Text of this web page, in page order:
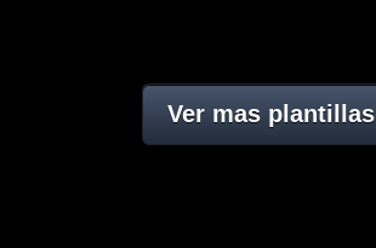
Ver mas plantillas